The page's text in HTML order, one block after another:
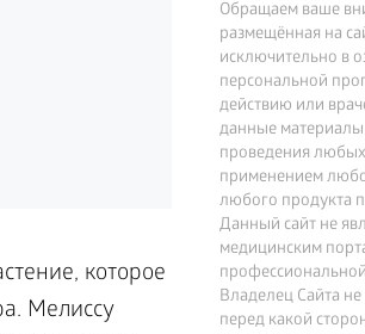
Обращаем ваше
размещённая на
исключительно в
персональной
действию или
данные материалы
проведения
применением
любого продукта
Данный сайт не
медицинским
Владелец Сайта не
перед какой
которое
Мелиссу